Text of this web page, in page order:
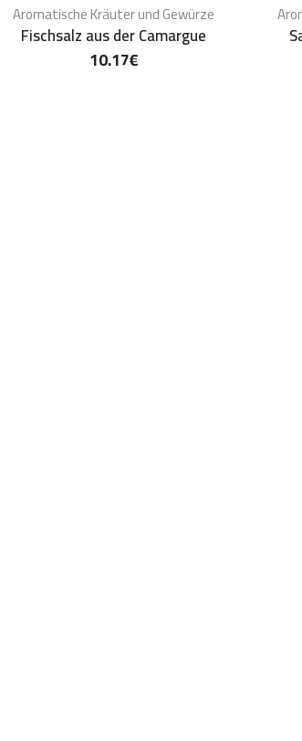
Aromatische Kräuter und Gewürze
Fischsalz aus der Camargue
10.17€